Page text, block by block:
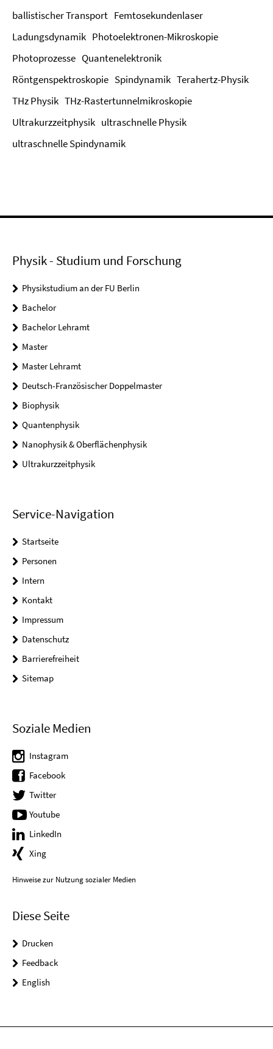
ballistischer Transport Femtosekundenlaser
Ladungsdynamik Photoelektronen-Mikroskopie
Photoprozesse Quantenelektronik
Röntgenspektroskopie Spindynamik Terahertz-Physik
THz Physik THz-Rastertunnelmikroskopie
Ultrakurzzeitphysik ultraschnelle Physik
ultraschnelle Spindynamik
Physik - Studium und Forschung
Physikstudium an der FU Berlin
Bachelor
Bachelor Lehramt
Master
Master Lehramt
Deutsch-Französischer Doppelmaster
Biophysik
Quantenphysik
Nanophysik & Oberflächenphysik
Ultrakurzzeitphysik
Service-Navigation
Startseite
Personen
Intern
Kontakt
Impressum
Datenschutz
Barrierefreiheit
Sitemap
Soziale Medien
Instagram
Facebook
Twitter
Youtube
LinkedIn
Xing
Hinweise zur Nutzung sozialer Medien
Diese Seite
Drucken
Feedback
English